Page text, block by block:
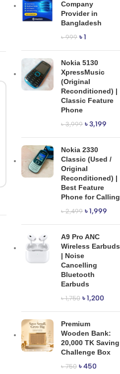
Company
Provider in
Bangladesh
৳999 ৳1
Nokia 5130
XpressMusic
(Original
Reconditioned) |
Classic Feature
Phone
৳3,999 ৳3,199
Nokia 2330
Classic (Used /
Original
Reconditioned) |
Best Feature
Phone for Calling
৳2,499 ৳1,999
A9 Pro ANC
Wireless Earbuds
| Noise
Cancelling
Bluetooth
Earbuds
৳1,750 ৳1,200
Premium
Wooden Bank:
20,000 TK Saving
Challenge Box
৳750 ৳450